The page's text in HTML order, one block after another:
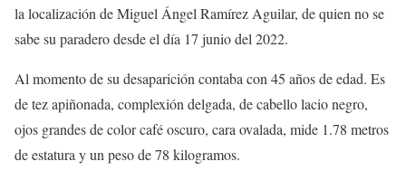
la localización de Miguel Ángel Ramírez Aguilar, de quien no se
sabe su paradero desde el día 17 junio del 2022.
Al momento de su desaparición contaba con 45 años de edad. Es
de tez apiñonada, complexión delgada, de cabello lacio negro,
ojos grandes de color café oscuro, cara ovalada, mide 1.78 metros
de estatura y un peso de 78 kilogramos.